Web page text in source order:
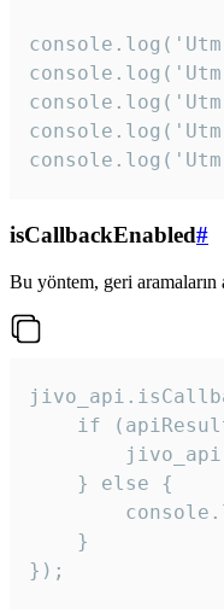
isCallbackEnabled#
Bu yöntem, geri aramaların
if
    } else {
    }
});